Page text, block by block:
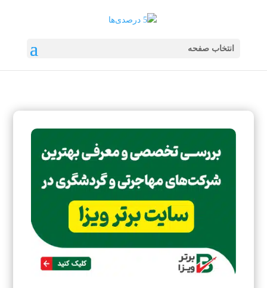
انتخاب صفحه